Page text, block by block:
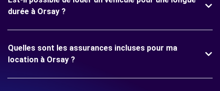
durée à Orsay ?
Quelles sont les assurances incluses pour ma
location à Orsay ?